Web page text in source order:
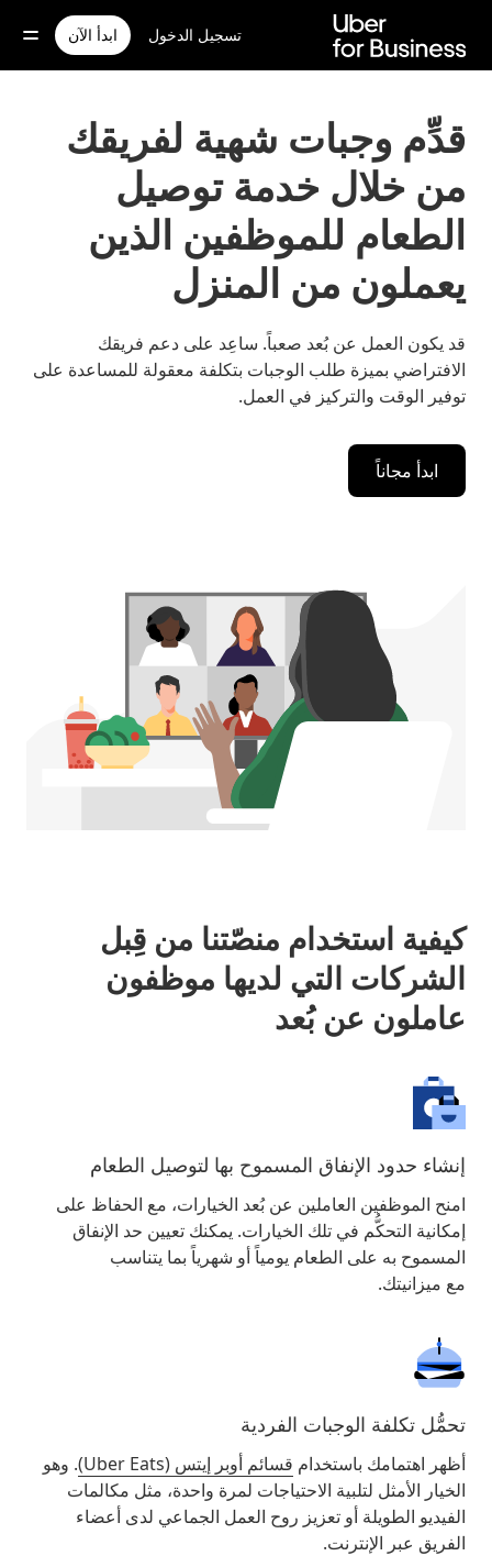
المحتوى
تسجيل الدخول ابدأ الآن
قدِّم وجبات شهية لفريقك
من خلال خدمة توصيل
الطعام للموظفين الذين
يعملون من المنزل
قد يكون العمل عن بُعد صعباً. ساعِد على دعم فريقك
الافتراضي بميزة طلب الوجبات بتكلفة معقولة للمساعدة على
توفير الوقت والتركيز في العمل.
ابدأ مجاناً
كيفية استخدام منصّتنا من قِبل
الشركات التي لديها موظفون
عاملون عن بُعد
إنشاء حدود الإنفاق المسموح بها لتوصيل الطعام
امنح الموظفين العاملين عن بُعد الخيارات، مع الحفاظ على
إمكانية التحكُّم في تلك الخيارات. يمكنك تعيين حد الإنفاق
المسموح به على الطعام يومياً أو شهرياً بما يتناسب
مع ميزانيتك.
تحمُّل تكلفة الوجبات الفردية
أظهر اهتمامك باستخدام قسائم أوبر إيتس (Uber Eats)
. وهو
الخيار الأمثل لتلبية الاحتياجات لمرة واحدة، مثل مكالمات
الفيديو الطويلة أو تعزيز روح العمل الجماعي لدى أعضاء
الفريق عبر الإنترنت.